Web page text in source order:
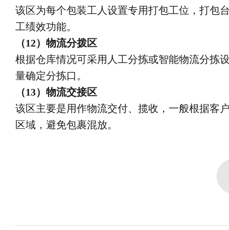
该区为每个包装工人设置专用打包工位，打包
工绩效功能。
（12）物流分拨区
根据仓库情况可采用人工分拣或智能物流分拣
量确定分拣口。
（13）物流交接区
该区主要是用作物流交付、揽收，一般根据客
区域，避免包裹混放。